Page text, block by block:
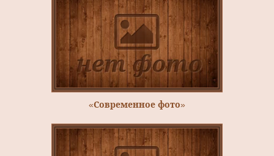
«Современное фото»